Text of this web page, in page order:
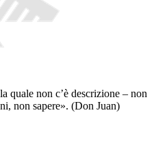
quale non c’è descrizione – non
non sapere». (Don Juan)